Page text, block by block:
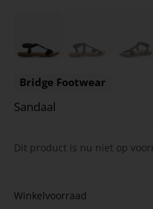
Bridge Footwear
Sandaal
Dit product is nu niet op
Winkelvoorraad